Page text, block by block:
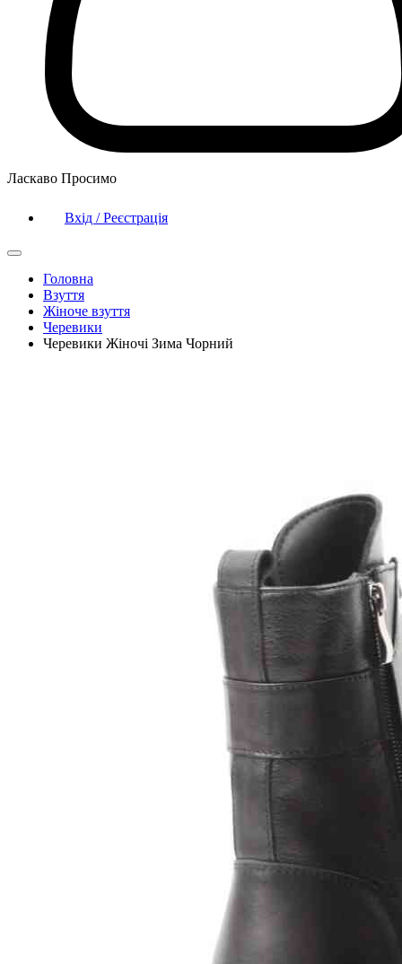
Ласкаво Просимо
Вхід / Реєстрація
Головна
Взуття
Жіноче взуття
Черевики
Черевики Жіночі Зима Чорний